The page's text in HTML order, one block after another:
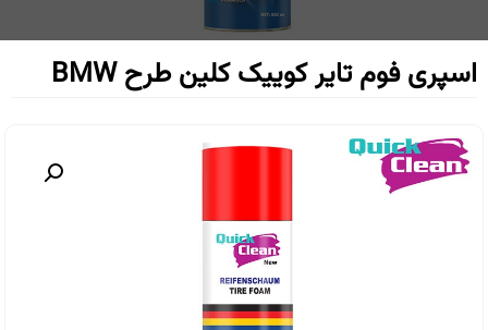
اسپری فوم تایر كوييک كلين طرح BMW